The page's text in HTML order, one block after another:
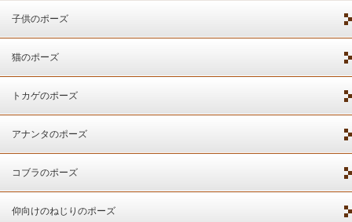
子供のポーズ
猫のポーズ
トカゲのポーズ
アナンタのポーズ
コブラのポーズ
仰向けのねじりのポーズ